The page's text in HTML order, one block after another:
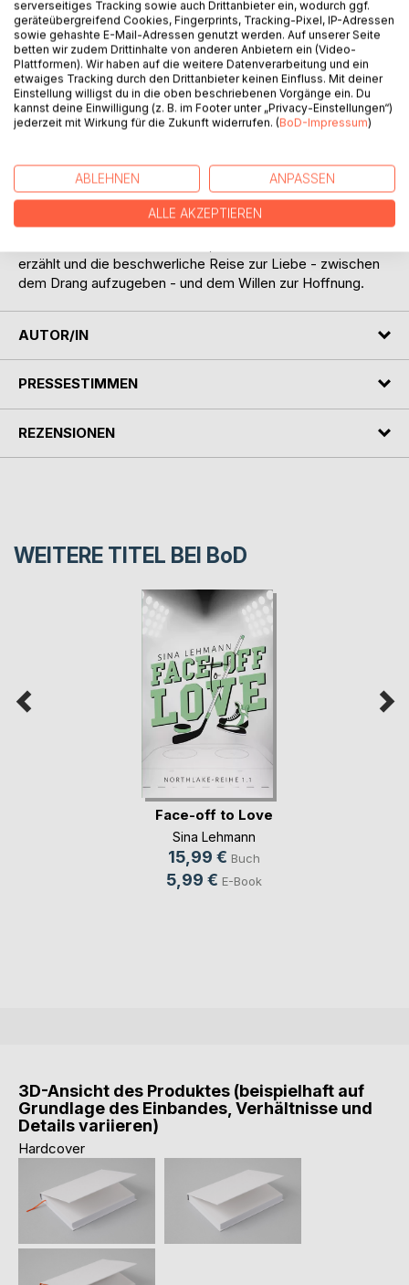
Liebe des Lebens auf den Straßen Amerikas finden - wird
er ihr gerecht - oder sie ihm?
In einer heruntergekommenen Straße in den Vereinigten
Staaten, in Dave´s Bar wird unsere Reise weitergehen. Dort
begleiten wir David durch eine besondere
Kindheitserinnerung mit seinem Vater.
Wir begleiten zwei Brüder, die das beschwerliche Leben
auf einem Hof in den entlegenen Alpen bestreiten - mit der
Frage, schafft es die Liebe auch dorthin?
erzählt und die beschwerliche Reise zur Liebe - zwischen
dem Drang aufzugeben - und dem Willen zur Hoffnung.
AUTOR/IN
PRESSESTIMMEN
REZENSIONEN
WEITERE TITEL BEI BoD
Face-off to Love
Sina Lehmann
15,99 € Buch
5,99 € E-Book
3D-Ansicht des Produktes (beispielhaft auf
Grundlage des Einbandes, Verhältnisse und
Details variieren)
Hardcover
serverseitiges Tracking sowie auch Drittanbieter ein, wodurch ggf.
geräteübergreifend Cookies, Fingerprints, Tracking-Pixel, IP-Adressen
sowie gehashte E-Mail-Adressen genutzt werden. Auf unserer Seite
betten wir zudem Drittinhalte von anderen Anbietern ein (Video-
Plattformen). Wir haben auf die weitere Datenverarbeitung und ein
etwaiges Tracking durch den Drittanbieter keinen Einfluss. Mit deiner
Einstellung willigst du in die oben beschriebenen Vorgänge ein. Du
kannst deine Einwilligung (z. B. im Footer unter „Privacy-Einstellungen“)
jederzeit mit Wirkung für die Zukunft widerrufen. (BoD-Impressum)
ABLEHNEN ANPASSEN
ALLE AKZEPTIEREN